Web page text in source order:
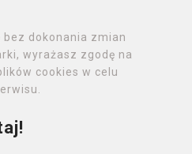
dokonania zmian
wyrażasz zgodę na
cookies w celu